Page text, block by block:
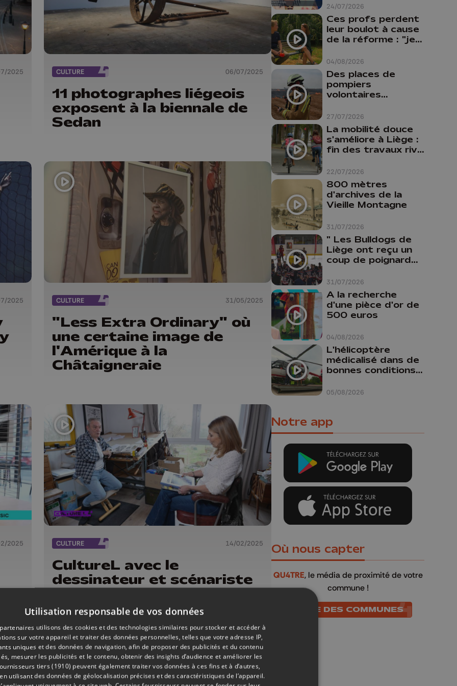
2025 CULTURE 06/07/2025
11 photographes liégeois
exposent à la biennale de
Sedan
2025 CULTURE 31/05/2025
"Less Extra Ordinary" où
une certaine image de
l'Amérique à la
Châtaigneraie
2025 CULTURE 14/02/2025
CultureL avec le
dessinateur et scénariste
BD Georges Van Linthout
24/07/2026
04/08/2026
Ces profs perdent
leur boulot à cause
de la réforme : "je
comme prof que
comme
pharmacienne"
27/07/2026
Des places de
pompiers
volontaires
province de Liège :
"Un citoyen qui
n'est formé ne
peut pas nous
aider"
22/07/2026
La mobilité douce
s'améliore à Liège :
fin des travaux rive
cyclo-piétonnes
Avroy et
Guillemins...
31/07/2026
800 mètres
d'archives de la
Vieille Montagne
31/07/2026
" Les Bulldogs de
Liège ont reçu un
coup de poignard
04/08/2026
A la recherche
d'une pièce d'or de
500 euros
05/08/2026
L'hélicoptère
médicalisé dans de
bonnes conditions à
Notre app
Où nous capter
QU4TRE, le média de proximité de votre
commune !
LISTE DES COMMUNES
Utilisation responsable de vos données
utilisons des cookies et des technologies similaires pour stocker et accéder à
sur votre appareil et traiter des données personnelles, telles que votre adresse IP,
uniques et des données de navigation, afin de proposer des publicités et du contenu
mesurer les publicités et le contenu, obtenir des insights d’audience et améliorer les
tiers (1910) peuvent également traiter vos données à ces fins et à d’autres,
utilisant des données de géolocalisation précises et des caractéristiques de l’appareil.